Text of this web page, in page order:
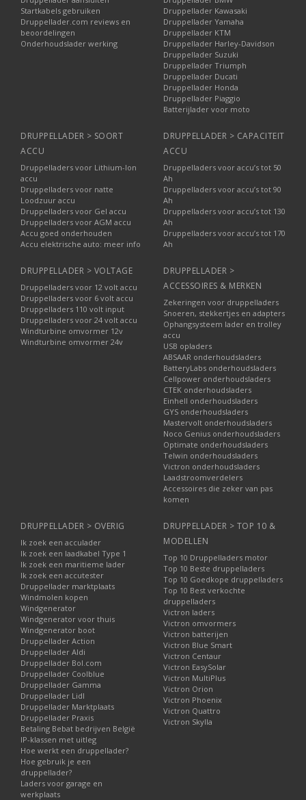
Startkabels gebruiken
Druppellader.com reviews en
beoordelingen
Onderhoudslader werking
Druppellader Kawasaki
Druppellader Yamaha
Druppellader KTM
Druppellader Harley-Davidson
Druppellader Suzuki
Druppellader Triumph
Druppellader Ducati
Druppellader Honda
Druppellader Piaggio
Batterijlader voor moto
DRUPPELLADER > SOORT
ACCU
Druppelladers voor Lithium-Ion
accu
Druppelladers voor natte
Loodzuur accu
Druppelladers voor Gel accu
Druppelladers voor AGM accu
Accu goed onderhouden
Accu elektrische auto: meer info
DRUPPELLADER > CAPACITEIT
ACCU
Druppelladers voor accu’s tot 50
Ah
Druppelladers voor accu’s tot 90
Ah
Druppelladers voor accu’s tot 130
Ah
Druppelladers voor accu’s tot 170
Ah
DRUPPELLADER > VOLTAGE
Druppelladers voor 12 volt accu
Druppelladers voor 6 volt accu
Druppelladers 110 volt input
Druppelladers voor 24 volt accu
Windturbine omvormer 12v
Windturbine omvormer 24v
DRUPPELLADER >
ACCESSOIRES & MERKEN
Zekeringen voor druppelladers
Snoeren, stekkertjes en adapters
Ophangsysteem lader en trolley
accu
USB opladers
ABSAAR onderhoudsladers
BatteryLabs onderhoudsladers
Cellpower onderhoudsladers
CTEK onderhoudsladers
Einhell onderhoudsladers
GYS onderhoudsladers
Mastervolt onderhoudsladers
Noco Genius onderhoudsladers
Optimate onderhoudsladers
Telwin onderhoudsladers
Victron onderhoudsladers
Laadstroomverdelers
Accessoires die zeker van pas
komen
DRUPPELLADER > OVERIG
Ik zoek een acculader
Ik zoek een laadkabel Type 1
Ik zoek een maritieme lader
Ik zoek een accutester
Druppellader marktplaats
Windmolen kopen
Windgenerator
Windgenerator voor thuis
Windgenerator boot
Druppellader Action
Druppellader Aldi
Druppellader Bol.com
Druppellader Coolblue
Druppellader Gamma
Druppellader Lidl
Druppellader Marktplaats
Druppellader Praxis
Betaling Bebat bedrijven België
IP-klassen met uitleg
Hoe werkt een druppellader?
Hoe gebruik je een
druppellader?
Laders voor garage en
werkplaats
DRUPPELLADER > TOP 10 &
MODELLEN
Top 10 Druppelladers motor
Top 10 Beste druppelladers
Top 10 Goedkope druppelladers
Top 10 Best verkochte
druppelladers
Victron laders
Victron omvormers
Victron batterijen
Victron Blue Smart
Victron Centaur
Victron EasySolar
Victron MultiPlus
Victron Orion
Victron Phoenix
Victron Quattro
Victron Skylla